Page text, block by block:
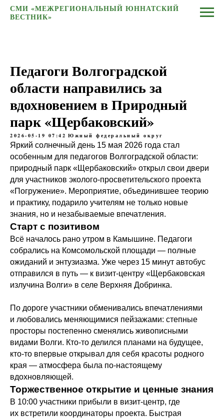
СМИ «МЕЖРЕГИОНАЛЬНЫЙ ЮННАТСКИЙ
ВЕСТНИК»
Педагоги Волгоградской
области направились за
вдохновением в Природный
парк «Щербаковский»
2026-05-19 07:42 Южный федеральный округ
Яркий солнечный день 15 мая 2026 года стал
особенным для педагогов Волгоградской области:
природный парк «Щербаковский» открыл свои двери
для участников эколого-просветительского проекта
«Погружение». Мероприятие, объединившее теорию
и практику, подарило учителям не только новые
знания, но и незабываемые впечатления.
Старт с позитивом
Всё началось рано утром в Камышине. Педагоги
собрались на Комсомольской площади — полные
ожиданий и энтузиазма. Уже через 15 минут автобус
отправился в путь — к визит-центру «Щербаковская
излучина Волги» в селе Верхняя Добринка.
По дороге участники обменивались впечатлениями
и любовались меняющимися пейзажами: степные
просторы постепенно сменялись живописными
видами Волги. Кто‑то делился планами на будущее,
кто‑то впервые открывал для себя красоты родного
края — атмосфера была по‑настоящему
вдохновляющей.
Торжественное открытие и ценные знания
В 10:00 участники прибыли в визит‑центр, где
их встретили координаторы проекта. Быстрая